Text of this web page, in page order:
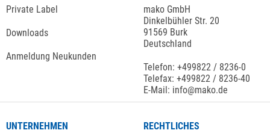
Private Label
Downloads
Anmeldung Neukunden
mako GmbH
Dinkelbühler Str. 20
91569 Burk
Deutschland
Telefon: +499822 / 8236-0
Telefax: +499822 / 8236-40
E-Mail: info@mako.de
UNTERNEHMEN RECHTLICHES